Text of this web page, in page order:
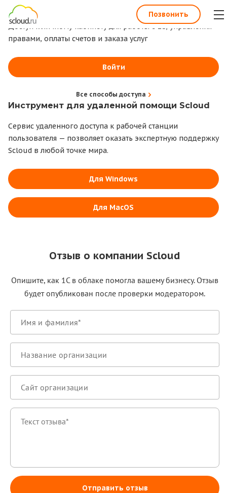
1С всегда под рукой
Доступ к личному кабинету для работы с 1С, управления
правами, оплаты счетов и заказа услуг
Войти
Все способы доступа
Инструмент для удаленной помощи Scloud
Сервис удаленного доступа к рабочей станции
пользователя — позволяет оказать экспертную поддержку
Scloud в любой точке мира.
Для Windows
Для MacOS
Позвонить
Отзыв о компании Scloud
Опишите, как 1С в облаке помогла вашему бизнесу. Отзыв
будет опубликован после проверки модератором.
Отправить отзыв